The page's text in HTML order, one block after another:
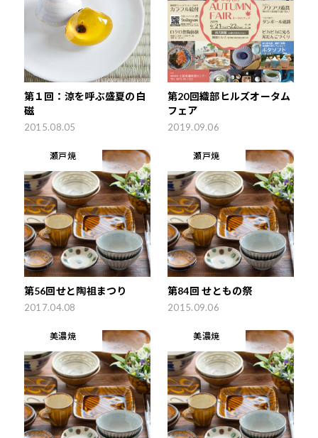
第１回：涼を呼ぶ盛夏の白
磁
2015.08.05
第20回織部ヒルズオータム
フェア
2019.09.06
瀬戸焼
第56回せと陶祖まつり
2017.04.08
瀬戸焼
第84回 せともの祭
2015.09.06
美濃焼 美濃焼